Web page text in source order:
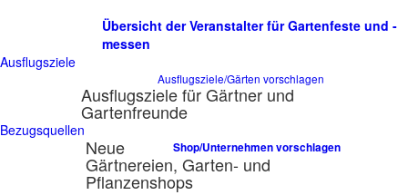
Übersicht der Veranstalter für Gartenfeste und -
messen
Ausflugsziele
Ausflugsziele/Gärten vorschlagen
Ausflugsziele für Gärtner und
Gartenfreunde
Bezugsquellen
Shop/Unternehmen vorschlagen
Neue
Gärtnereien, Garten- und
Pflanzenshops